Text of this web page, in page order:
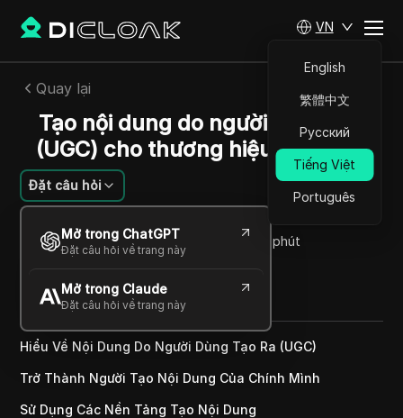
VN
English
繁體中文
Русский
Tiếng Việt
Português
Quay lại
Tạo nội dung do người dùng tạo
(UGC) cho thương hiệu của bạn.
Đặt câu hỏi
Mở trong ChatGPT
Đặt câu hỏi về trang này
Mở trong Claude
Đặt câu hỏi về trang này
Li Minghui
06 Th06 2025 4
Đọc trong giây phút
Copy Link
Hiểu Về Nội Dung Do Người Dùng Tạo Ra (UGC)
Trở Thành Người Tạo Nội Dung Của Chính Mình
Sử Dụng Các Nền Tảng Tạo Nội Dung